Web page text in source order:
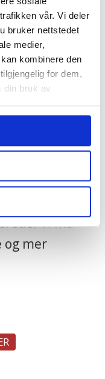
vår. Vi deler
bruker nettstedet
medier,
kombinere den
for dem,
din bruk av
i fjor,
understreker
på alt.
ut av
det rett
må vi
slik
har
Vi må
og mer